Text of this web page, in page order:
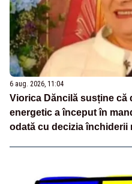
6 aug. 2026, 11:04
Viorica Dăncilă susține că
energetic a început în
odată cu decizia închiderii